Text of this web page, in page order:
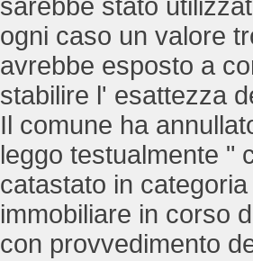
sarebbe stato
ogni caso un valore
avrebbe esposto a
stabilire l' esattezza
Il comune ha
leggo testualmente "
catastato in
immobiliare in corso
con provvedimento